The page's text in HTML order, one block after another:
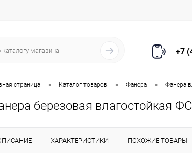
+7
страница • Каталог товаров • Фанера • Фанера
березовая влагостойкая
ХАРАКТЕРИСТИКИ ПОХОЖИЕ ТОВАРЫ